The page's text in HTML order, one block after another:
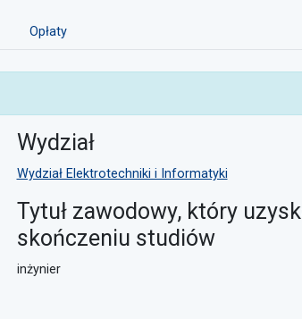
Opłaty
Wydział
Wydział Elektrotechniki i Informatyki
Tytuł zawodowy, który
skończeniu studiów
inżynier